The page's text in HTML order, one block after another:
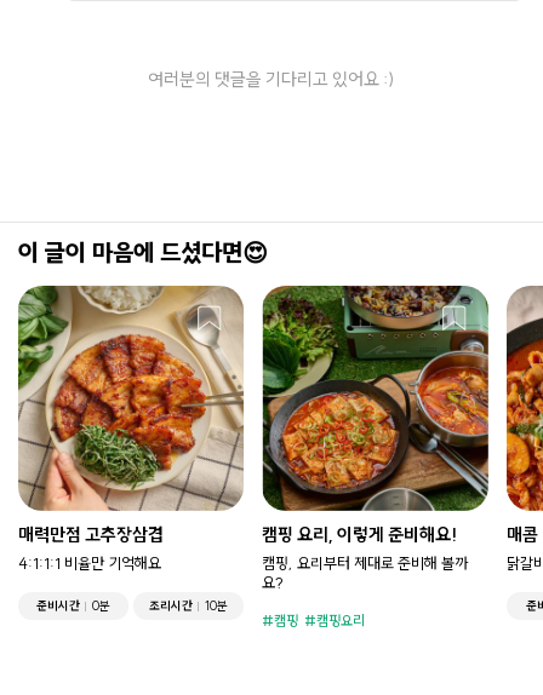
여러분의 댓글을 기다리고 있어요 :)
이 글이 마음에 드셨다면😍
매력만점 고추장삼겹
4:1:1:1 비율만 기억해요
준비시간 0분 조리시간 10분
캠핑 요리, 이렇게 준비해요!
캠핑, 요리부터 제대로 준비해 볼까
요?
캠핑 캠핑요리
매콤
닭갈
준